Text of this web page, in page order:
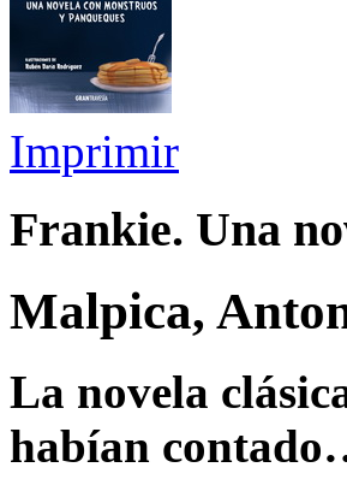
Imprimir
Frankie. Una
Malpica,
La novela
habían